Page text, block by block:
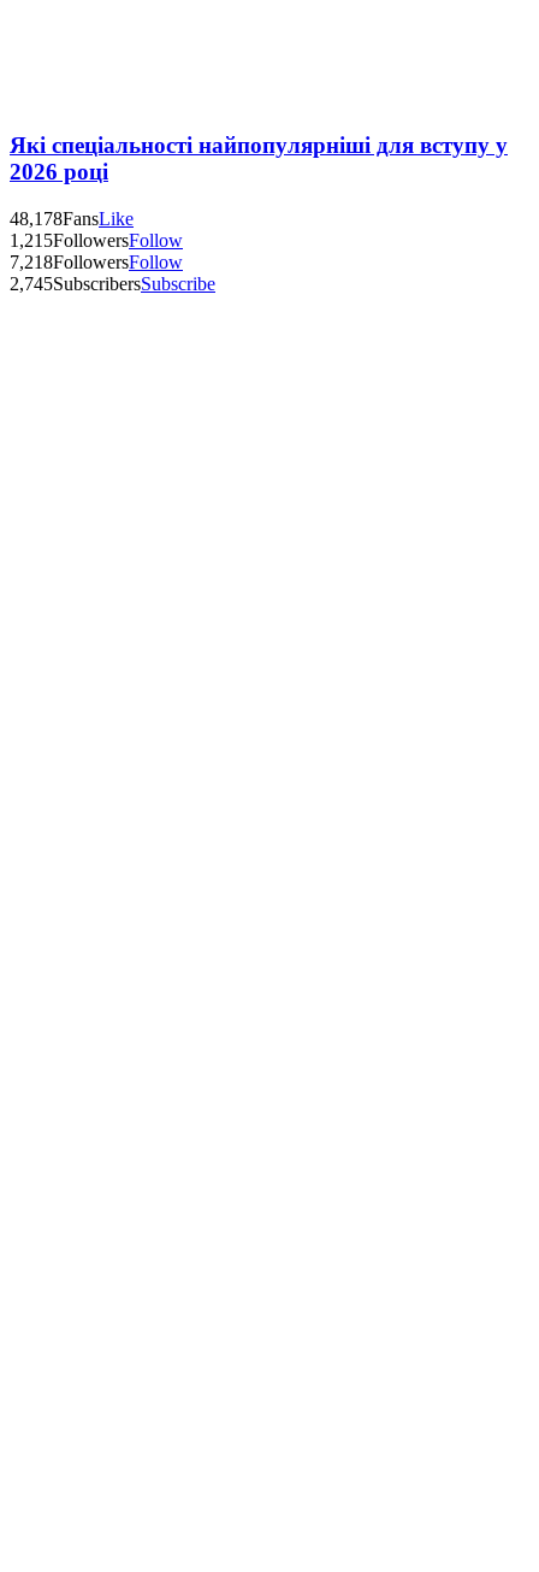
Які спеціальності найпопулярніші для вступу у
2026 році
48,178FansLike
1,215FollowersFollow
7,218FollowersFollow
2,745SubscribersSubscribe